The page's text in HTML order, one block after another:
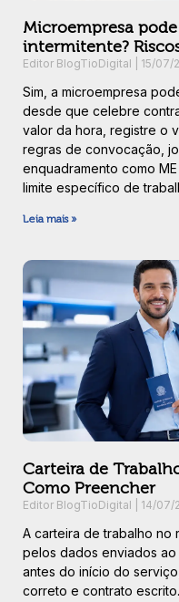
Microempresa
intermitente?
Editor BlogTioDigital 15/07/
Sim, a microempresa
desde que celebre
valor da hora, registre o
regras de convocação,
enquadramento como
limite específico de
Leia mais »
Carteira de
Como Preencher
Editor BlogTioDigital 14/07/
A carteira de trabalho no
pelos dados enviados
antes do início do
correto e contrato escrito.